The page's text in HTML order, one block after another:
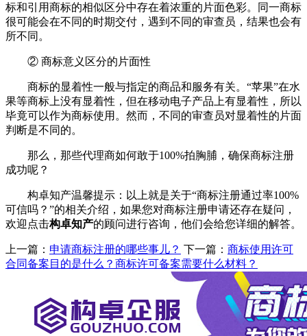
标和引用商标的相似区分中存在着浓重的片面色彩。同一商标
很可能会在不同的时期交付，遇到不同的审查员，结果也会有
所不同。
② 商标意义区分的片面性
商标的显着性一般与指定的商品和服务有关。“苹果”在水
果等商标上没有显着性，但在移动电子产品上有显着性，所以
毕竟可以作为商标使用。然而，不同的审查员对显着性的片面
判断是不同的。
那么，那些代理商如何敢于100%拍胸脯，确保商标注册
成功呢？
构卓知产温馨提示：以上就是关于“商标注册通过率100%
可信吗？”的相关介绍，如果您对商标注册申请还存在疑问，
欢迎点击构卓知产的顾问进行咨询，他们会给您详细的解答。
上一篇： 申请商标注册的哪些事儿？ 下一篇： 商标使用许可
合同备案目的是什么？商标许可备案需要什么材料？